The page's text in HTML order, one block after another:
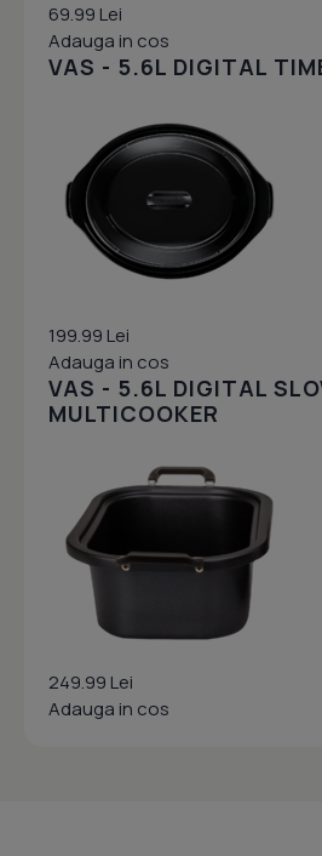
69.99 Lei
Adauga in cos
VAS - 5.6L DIGITAL
199.99 Lei
Adauga in cos
VAS - 5.6L DIGITAL
MULTICOOKER
249.99 Lei
Adauga in cos